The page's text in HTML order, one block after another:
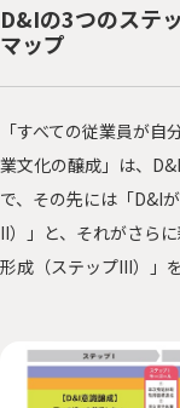
D&Iの3つのステ
マップ
「すべての従業員が
業文化の醸成」は、
で、その先には「D&I
II）」と、それがさら
形成（ステップIII）」